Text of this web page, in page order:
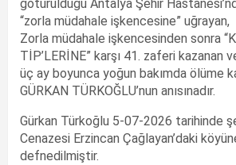
götürüldüğü Antalya Şehir
“zorla müdahale işkencesine” uğrayan,
Zorla müdahale işkencesinden sonra
TİP’LERİNE” karşı 41. zaferi kazanan
üç ay boyunca yoğun bakımda ölüme
GÜRKAN TÜRKOĞLU’nun anısınadır.
Gürkan Türkoğlu 5-07-2026 tarihinde
Cenazesi Erzincan Çağlayan’daki
defnedilmiştir.